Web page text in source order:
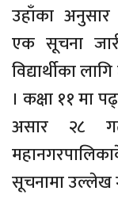
उहाँका अनुसार
एक सूचना
विद्यार्थीका
। कक्षा ११ मा
असार २८
सूचनामा उल्लेख